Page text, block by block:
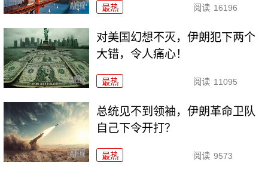
最热 阅读 16196
对美国幻想不灭，伊朗犯下两个
大错，令人痛心！
最热 阅读 11095
总统见不到领袖，伊朗革命卫队
自己下令开打？
最热 阅读 9573